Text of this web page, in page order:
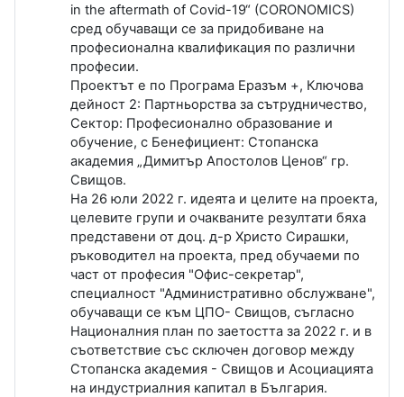
in the aftermath of Covid-19“ (CORONOMICS)
сред обучаващи се за придобиване на
професионална квалификация по различни
професии.
Проектът е по Програма Еразъм +, Ключова
дейност 2: Партньорства за сътрудничество,
Сектор: Професионално образование и
обучение, с Бенефициент: Стопанска
академия „Димитър Апостолов Ценов“ гр.
Свищов.
На 26 юли 2022 г. идеята и целите на проекта,
целевите групи и очакваните резултати бяха
представени от доц. д-р Христо Сирашки,
ръководител на проекта, пред обучаеми по
част от професия "Офис-секретар",
специалност "Административно обслужване",
обучаващи се към ЦПО- Свищов, съгласно
Националния план по заетостта за 2022 г. и в
съответствие със сключен договор между
Стопанска академия - Свищов и Асоциацията
на индустриалния капитал в България.